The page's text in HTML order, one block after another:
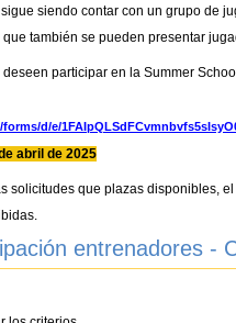
siendo contar con un grupo de
también se pueden presentar
participar en la Summer
d/e/
abril de 2025
solicitudes que plazas disponibles,
entrenadores -